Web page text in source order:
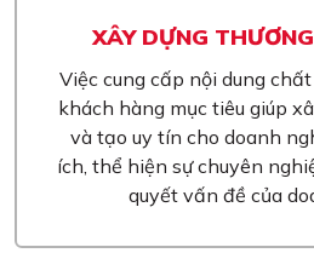
XÂY DỰNG
Việc cung cấp nội dung
khách hàng mục tiêu giúp
và tạo uy tín cho doanh
ích, thể hiện sự chuyên
quyết vấn đề của